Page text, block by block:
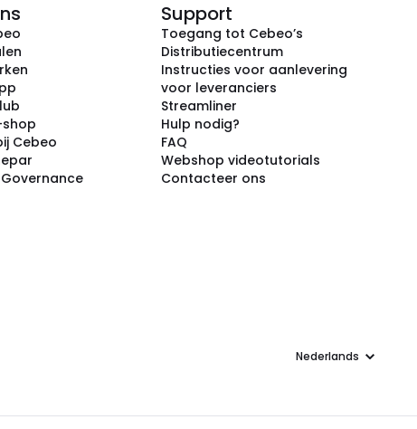
shop
Cebeo
Support
Toegang tot Cebeo’s
Distributiecentrum
Instructies voor aanlevering
voor leveranciers
Streamliner
Hulp nodig?
FAQ
Webshop videotutorials
Contacteer ons
Taal